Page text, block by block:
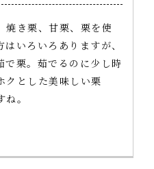
焼き栗、甘栗、栗を使
いろいろありますが、
で栗。茹でるのに少し時
クとした美味しい栗
。